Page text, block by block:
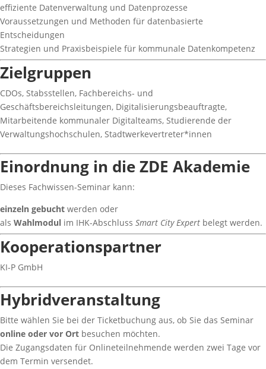
effiziente Datenverwaltung und Datenprozesse
Voraussetzungen und Methoden für datenbasierte
Entscheidungen
Strategien und Praxisbeispiele für kommunale Datenkompetenz
Zielgruppen
CDOs, Stabsstellen, Fachbereichs- und
Geschäftsbereichsleitungen, Digitalisierungsbeauftragte,
Mitarbeitende kommunaler Digitalteams, Studierende der
Verwaltungshochschulen, Stadtwerkevertreter*innen
Einordnung in die ZDE Akademie
Dieses Fachwissen-Seminar kann:
einzeln gebucht werden oder
als Wahlmodul im IHK-Abschluss Smart City Expert belegt werden.
Kooperationspartner
KI-P GmbH
Hybridveranstaltung
Bitte wählen Sie bei der Ticketbuchung aus, ob Sie das Seminar
online oder vor Ort besuchen möchten.
Die Zugangsdaten für Onlineteilnehmende werden zwei Tage vor
dem Termin versendet.